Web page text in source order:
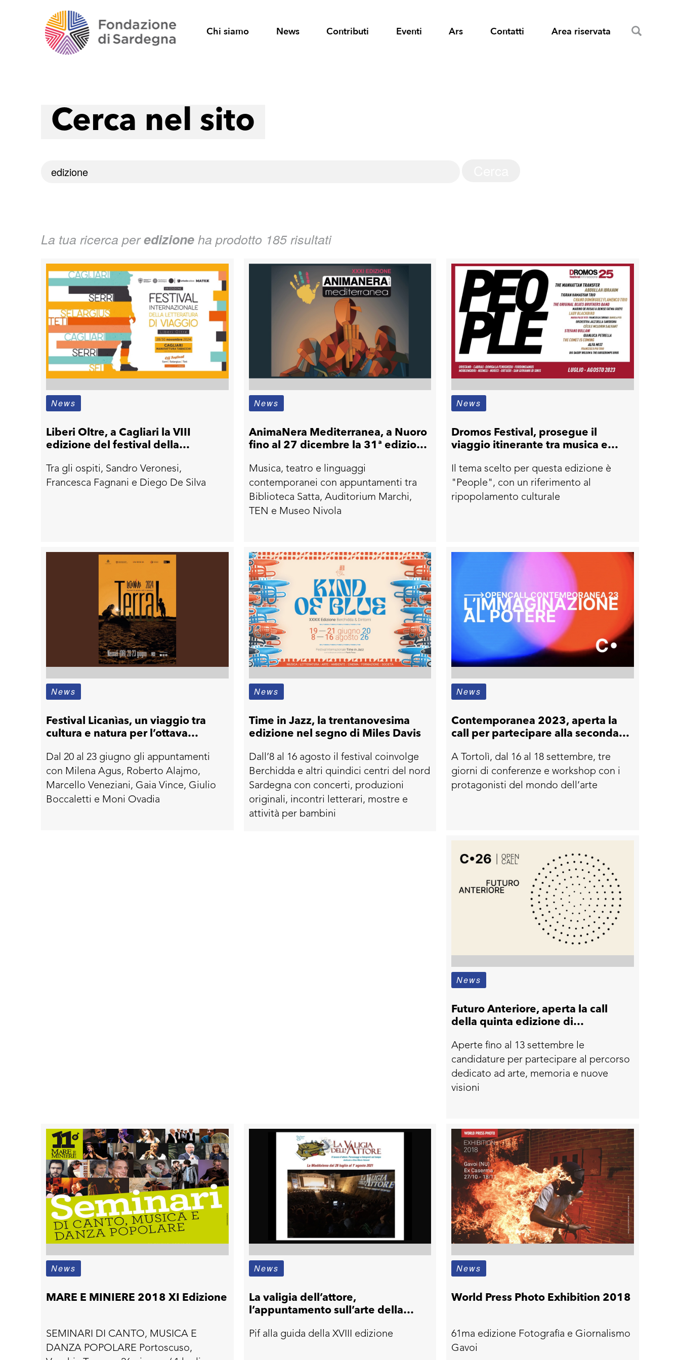
Chi siamo News Contributi Eventi Ars Contatti Area riservata
Cerca nel sito
La tua ricerca peredizione ha prodotto 185 risultati
News
Liberi Oltre, a Cagliari la VIII
edizione del festival della
Tra gli ospiti, Sandro Veronesi,
Francesca Fagnani e Diego De Silva
News
AnimaNera Mediterranea, a Nuoro
fino al 27 dicembre la 31ª edizione
Musica, teatro e linguaggi
contemporanei con appuntamenti tra
Biblioteca Satta, Auditorium Marchi,
TEN e Museo Nivola
News
Dromos Festival, prosegue il
viaggio itinerante tra musica e
Il tema scelto per questa edizione è
"People", con un riferimento al
ripopolamento culturale
News
Festival Licanìas, un viaggio tra
cultura e natura per l’ottava
Dal 20 al 23 giugno gli appuntamenti
con Milena Agus, Roberto Alajmo,
Marcello Veneziani, Gaia Vince, Giulio
Boccaletti e Moni Ovadia
News
Time in Jazz, la trentanovesima
edizione nel segno di Miles Davis
Dall’8 al 16 agosto il festival coinvolge
Berchidda e altri quindici centri del nord
Sardegna con concerti, produzioni
originali, incontri letterari, mostre e
attività per bambini
News
Contemporanea 2023, aperta la
call per partecipare alla seconda
A Tortolì, dal 16 al 18 settembre, tre
giorni di conferenze e workshop con i
protagonisti del mondo dell’arte
News
Futuro Anteriore, aperta la call
della quinta edizione di
Aperte fino al 13 settembre le
candidature per partecipare al percorso
dedicato ad arte, memoria e nuove
visioni
News
MARE E MINIERE 2018 XI Edizione
SEMINARI DI CANTO, MUSICA E
DANZA POPOLARE Portoscuso,
News
La valigia dell’attore,
l’appuntamento sull’arte della
luglio al 1 agosto
Pif alla guida della XVIII edizione
News
World Press Photo Exhibition 2018
61ma edizione Fotografia e Giornalismo
Gavoi